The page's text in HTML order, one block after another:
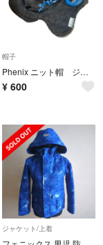
帽子
Phenix ニット帽 ジュニアフリー
¥ 600
ジャケット/上着